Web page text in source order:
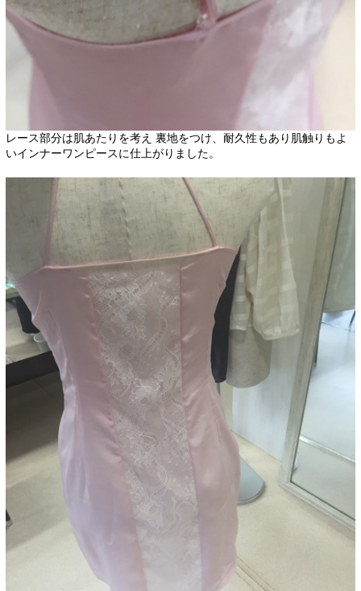
レース部分は肌あたりを考え 裏地をつけ、耐久性もあり肌触りもよ
いインナーワンピースに仕上がりました。